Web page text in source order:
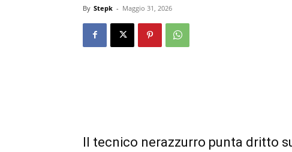
By Stepk - Maggio 31, 2026
Il tecnico nerazzurro punta dritto